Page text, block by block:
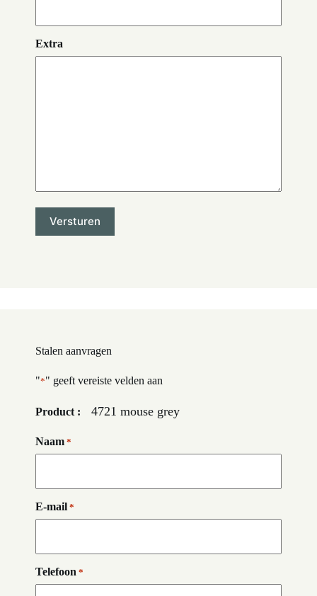
Extra
Stalen aanvragen
"*" geeft vereiste velden aan
Product : 4721 mouse grey
Naam *
E-mail *
Telefoon *